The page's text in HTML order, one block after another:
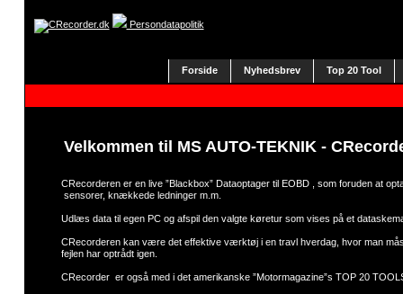
Persondatapolitik
Forside Nyhedsbrev Top 20 Tool
Velkommen til MS AUTO-TEKNIK -
CRecorderen er en live ”Blackbox” Dataoptager til EOBD , som foruden at
sensorer, knækkede ledninger m.m.
Udlæs data til egen PC og afspil den valgte køretur som vises på et
CRecorderen kan være det effektive værktøj i en travl hverdag, hvor man
fejlen har optrådt igen.
CRecorder er også med i det amerikanske ”Motormagazine”s TOP 20